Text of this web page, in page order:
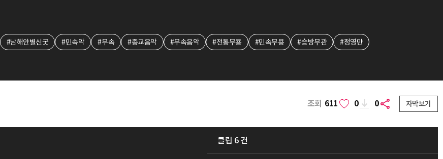
#남해안별신굿 #민속악 #무속 #종교음악 #무속음악 #전통무용 #민속무용 #승방무관 #정영만
조회 611 0 0 자막보기
클립 6 건